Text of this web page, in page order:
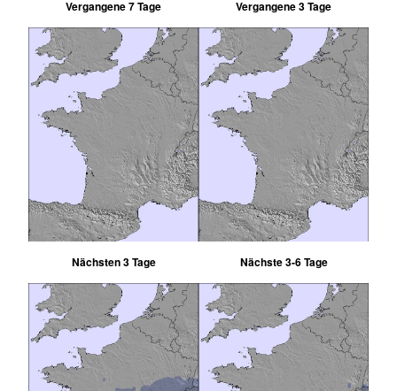
Vergangene 7 Tage Vergangene 3 Tage
Nächsten 3 Tage Nächste 3-6 Tage